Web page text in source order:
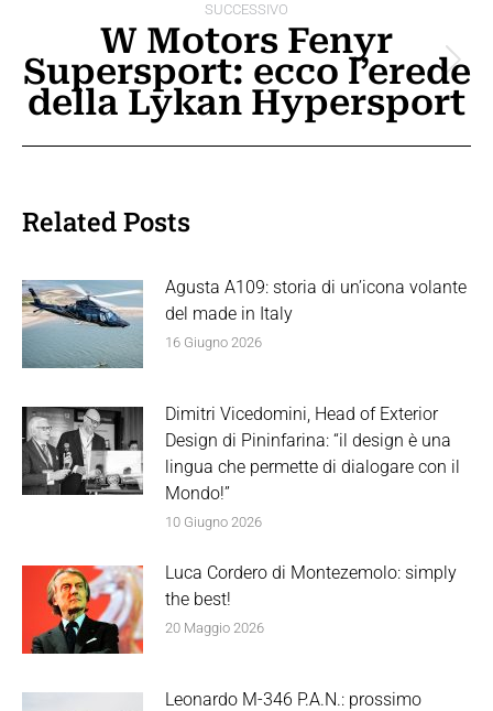
SUCCESSIVO
Prossimo
post:
W Motors Fenyr
Supersport: ecco l’erede
della Lykan Hypersport
Related Posts
Agusta A109: storia di un’icona volante
del made in Italy
16 Giugno 2026
Dimitri Vicedomini, Head of Exterior
Design di Pininfarina: “il design è una
lingua che permette di dialogare con il
Mondo!”
10 Giugno 2026
Luca Cordero di Montezemolo: simply
the best!
20 Maggio 2026
Leonardo M-346 P.A.N.: prossimo